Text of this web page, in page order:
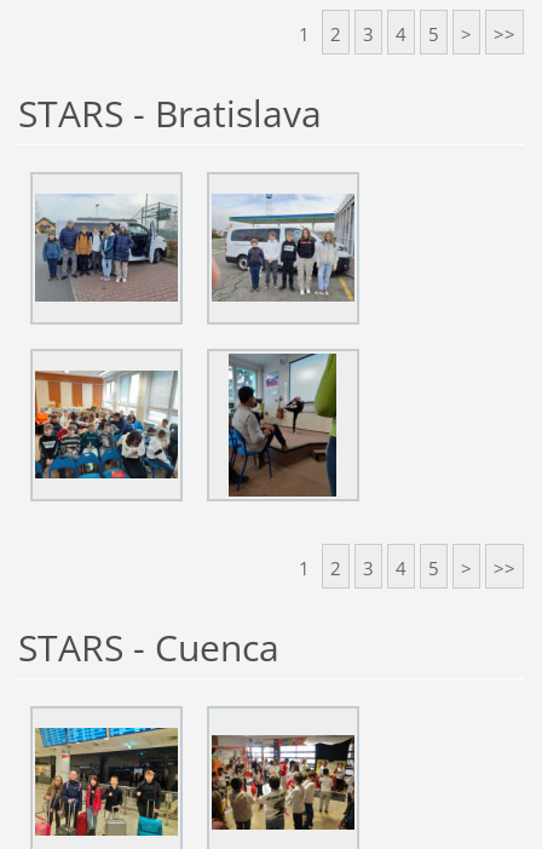
1 2 3 4 5 > >>
STARS - Bratislava
1 2 3 4 5 > >>
STARS - Cuenca